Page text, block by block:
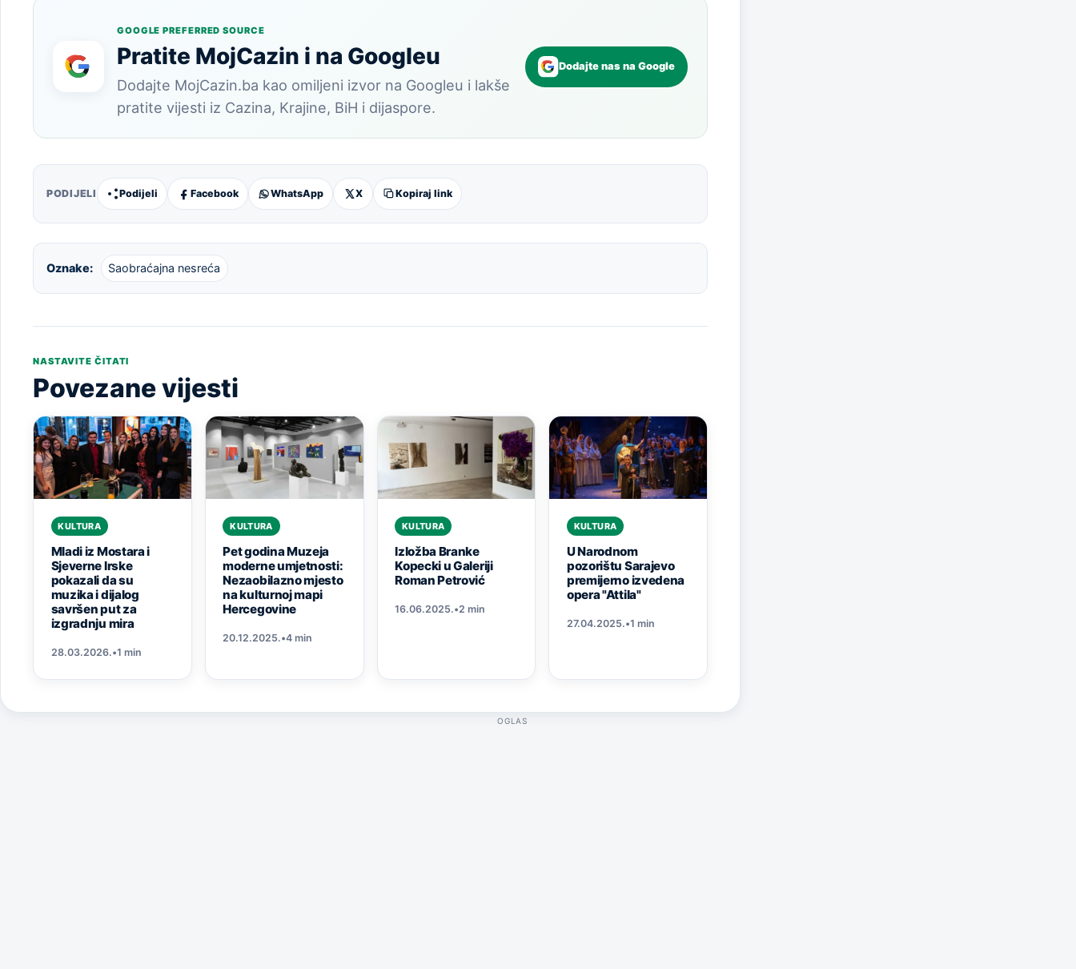
GOOGLE PREFERRED SOURCE
Pratite MojCazin i na Googleu
Dodajte MojCazin.ba kao omiljeni izvor na Googleu i lakše
pratite vijesti iz Cazina, Krajine, BiH i dijaspore.
Dodajte nas na Google
PODIJELI Podijeli Facebook WhatsApp X Kopiraj link
Oznake: Saobraćajna nesreća
NASTAVITE ČITATI
Povezane vijesti
KULTURA
Mladi iz Mostara i
Sjeverne Irske
pokazali da su
muzika i dijalog
savršen put za
izgradnju mira
28.03.2026.•1 min
KULTURA
Pet godina Muzeja
moderne umjetnosti:
Nezaobilazno mjesto
na kulturnoj mapi
Hercegovine
20.12.2025.•4 min
KULTURA
Izložba Branke
Kopecki u Galeriji
Roman Petrović
16.06.2025.•2 min
KULTURA
U Narodnom
pozorištu Sarajevo
premijerno izvedena
opera "Attila"
27.04.2025.•1 min
OGLAS